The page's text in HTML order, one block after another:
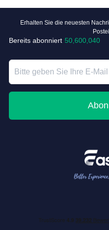
Erhalten Sie die neuesten
Bereits abonniert 50,600,040